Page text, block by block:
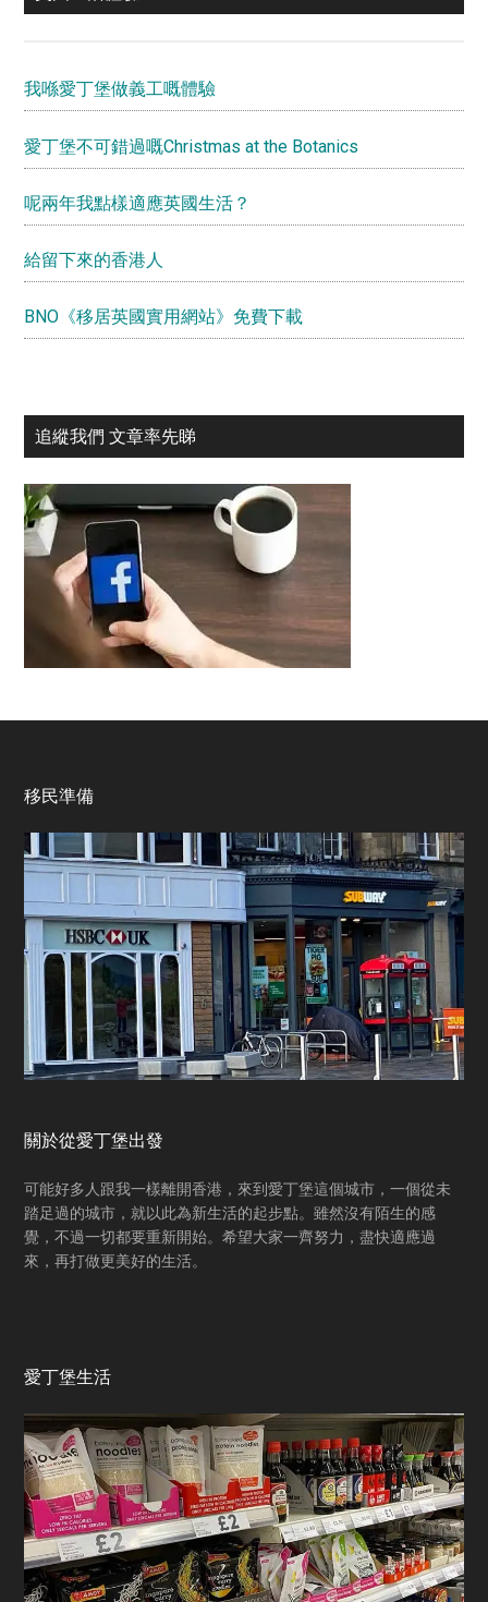
我喺愛丁堡做義工嘅體驗
愛丁堡不可錯過嘅Christmas at the Botanics
呢兩年我點樣適應英國生活？
給留下來的香港人
BNO《移居英國實用網站》免費下載
追縱我們 文章率先睇
Footer
移民準備
關於從愛丁堡出發
可能好多人跟我一樣離開香港，來到愛丁堡這個城市，一個從未
踏足過的城市，就以此為新生活的起步點。雖然沒有陌生的感
覺，不過一切都要重新開始。希望大家一齊努力，盡快適應過
來，再打做更美好的生活。
愛丁堡生活